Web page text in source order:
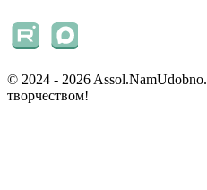
© 2024 - 2026 Assol.NamUdobno.
творчеством!